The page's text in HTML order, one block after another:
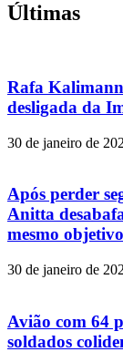
Últimas
Rafa
desligada da
30 de janeiro de
Após perder
Anitta
mesmo
30 de janeiro de
Avião com 64
soldados